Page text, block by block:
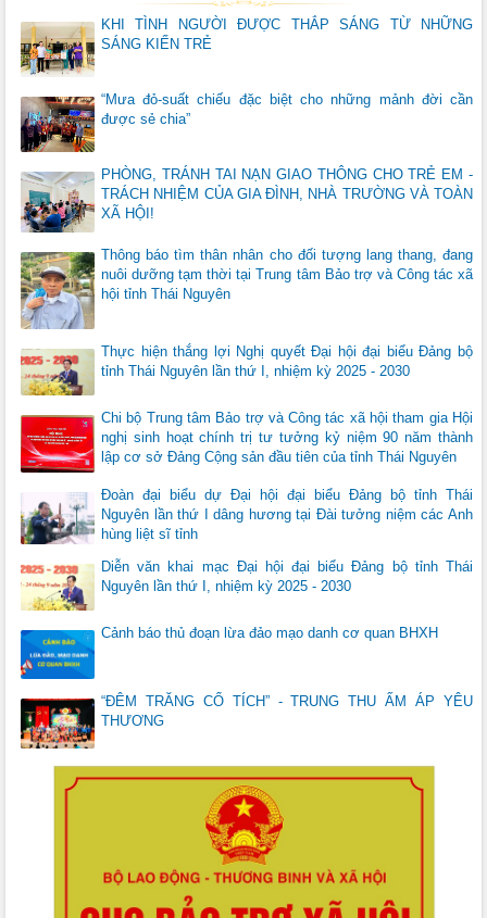
KHI TÌNH NGƯỜI ĐƯỢC THẮP SÁNG TỪ NHỮNG
SÁNG KIẾN TRẺ
“Mưa đỏ-suất chiếu đặc biệt cho những mảnh đời cần
được sẻ chia”
PHÒNG, TRÁNH TAI NẠN GIAO THÔNG CHO TRẺ EM -
TRÁCH NHIỆM CỦA GIA ĐÌNH, NHÀ TRƯỜNG VÀ TOÀN
XÃ HỘI!
Thông báo tìm thân nhân cho đối tượng lang thang, đang
nuôi dưỡng tạm thời tại Trung tâm Bảo trợ và Công tác xã
hội tỉnh Thái Nguyên
Thực hiện thắng lợi Nghị quyết Đại hội đại biểu Đảng bộ
tỉnh Thái Nguyên lần thứ I, nhiệm kỳ 2025 - 2030
Chi bộ Trung tâm Bảo trợ và Công tác xã hội tham gia Hội
nghị sinh hoạt chính trị tư tưởng kỷ niệm 90 năm thành
lập cơ sở Đảng Cộng sản đầu tiên của tỉnh Thái Nguyên
Đoàn đại biểu dự Đại hội đại biểu Đảng bộ tỉnh Thái
Nguyên lần thứ I dâng hương tại Đài tưởng niệm các Anh
hùng liệt sĩ tỉnh
Diễn văn khai mạc Đại hội đại biểu Đảng bộ tỉnh Thái
Nguyên lần thứ I, nhiệm kỳ 2025 - 2030
Cảnh báo thủ đoạn lừa đảo mạo danh cơ quan BHXH
“ĐÊM TRĂNG CỔ TÍCH” - TRUNG THU ẤM ÁP YÊU
THƯƠNG